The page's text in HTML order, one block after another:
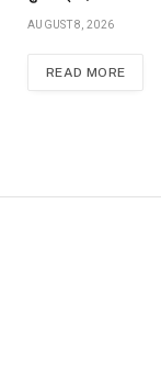
AUGUST 8, 2026
READ MORE